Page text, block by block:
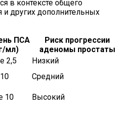
в контексте общего
и других дополнительных
ПСА
мл)
Риск прогрессии
аденомы простаты
2,5
Низкий
Средний
10 Высокий